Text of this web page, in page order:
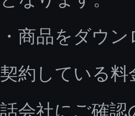
・商品をダウ
契約している
話会社にご確